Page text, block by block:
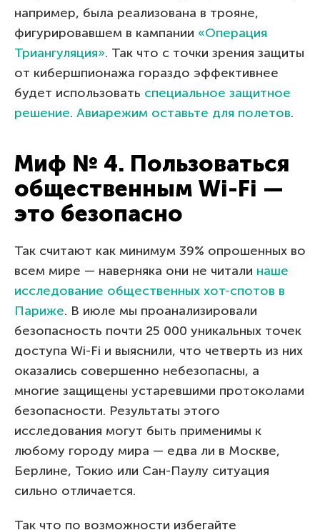
например, была реализована в трояне,
фигурировавшем в кампании «Операция
Триангуляция». Так что с точки зрения защиты
от кибершпионажа гораздо эффективнее
будет использовать специальное защитное
решение. Авиарежим оставьте для полетов.
Миф № 4. Пользоваться
общественным Wi-Fi —
это безопасно
Так считают как минимум 39% опрошенных во
всем мире — наверняка они не читали наше
исследование общественных хот-спотов в
Париже. В июле мы проанализировали
безопасность почти 25 000 уникальных точек
доступа Wi-Fi и выяснили, что четверть из них
оказались совершенно небезопасны, а
многие защищены устаревшими протоколами
безопасности. Результаты этого
исследования могут быть применимы к
любому городу мира — едва ли в Москве,
Берлине, Токио или Сан-Паулу ситуация
сильно отличается.
Так что по возможности избегайте